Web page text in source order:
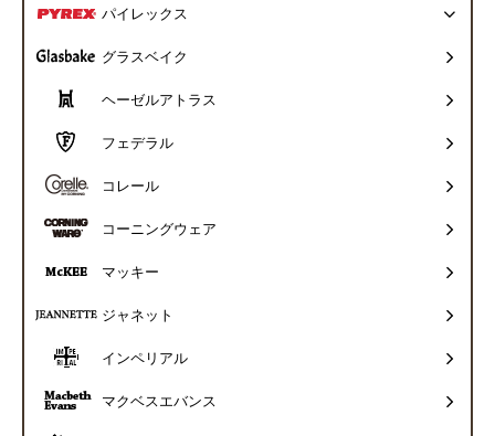
パイレックス
グラスベイク
ヘーゼルアトラス
フェデラル
コレール
コーニングウェア
マッキー
ジャネット
インペリアル
マクベスエバンス